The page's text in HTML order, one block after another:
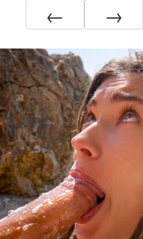
← →